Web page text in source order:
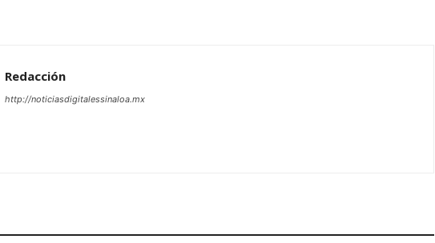
Redacción
http://noticiasdigitalessinaloa.mx